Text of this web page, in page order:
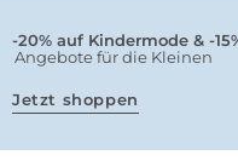
-20% auf Kindermode & -
Angebote für die Kleinen
Jetzt shoppen